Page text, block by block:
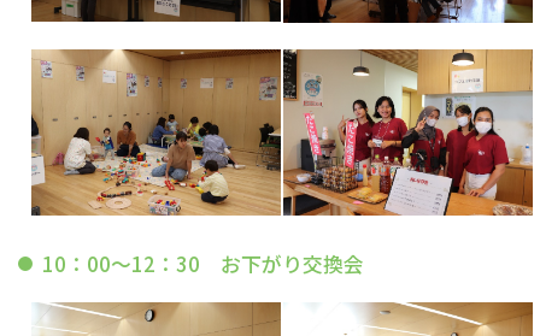
10：00～12：30 お下がり交換会